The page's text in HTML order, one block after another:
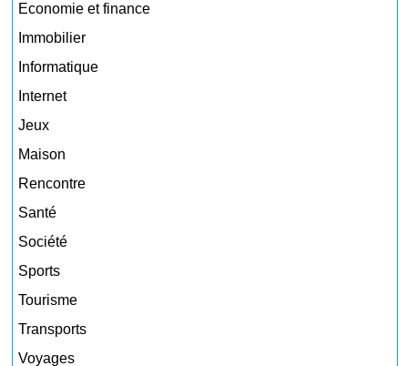
Economie et finance
Immobilier
Informatique
Internet
Jeux
Maison
Rencontre
Santé
Société
Sports
Tourisme
Transports
Voyages